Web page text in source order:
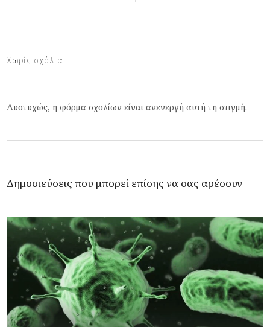
Χωρίς σχόλια
Δυστυχώς, η φόρμα σχολίων είναι ανενεργή αυτή τη στιγμή.
Δημοσιεύσεις που μπορεί επίσης να σας αρέσουν